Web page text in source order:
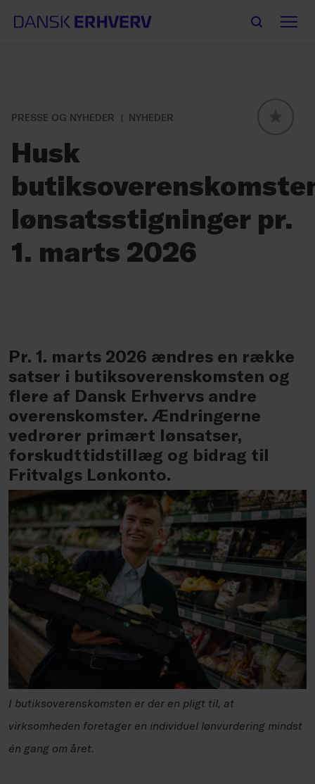
PRESSE OG NYHEDER
NYHEDER
Husk
lønsatsstigninger pr.
1. marts 2026
Pr. 1. marts 2026 ændres en række
satser i butiksoverenskomsten og
flere af Dansk Erhvervs andre
overenskomster. Ændringerne
vedrører primært lønsatser,
forskudttidstillæg og bidrag til
Fritvalgs Lønkonto.
I butiksoverenskomsten er der en pligt til, at
virksomheden foretager en individuel lønvurdering mindst
én gang om året.